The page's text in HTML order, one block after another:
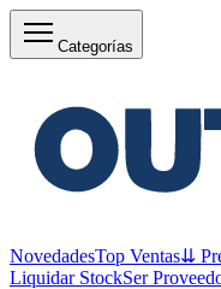
Categorías
NovedadesTop Ventas⇊
Liquidar StockSer